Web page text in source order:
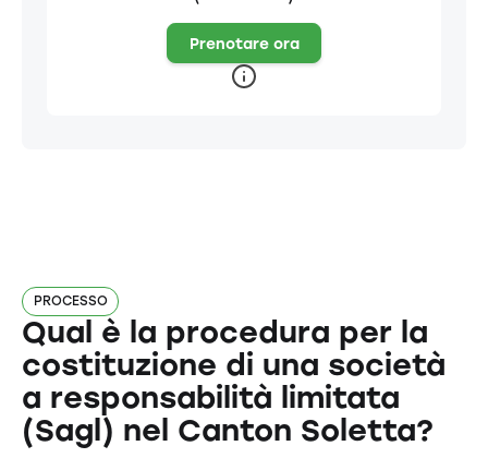
Prenotare ora
PROCESSO
Qual è la procedura per la
costituzione di una società
a responsabilità limitata
(Sagl) nel Canton Soletta?